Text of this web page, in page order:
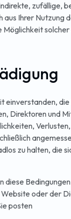
zufällige,
aus Ihrer Nutzung
Möglichkeit
einverstanden,
Direktoren und
zu halten, die
diese Bedingungen
oder der
posten